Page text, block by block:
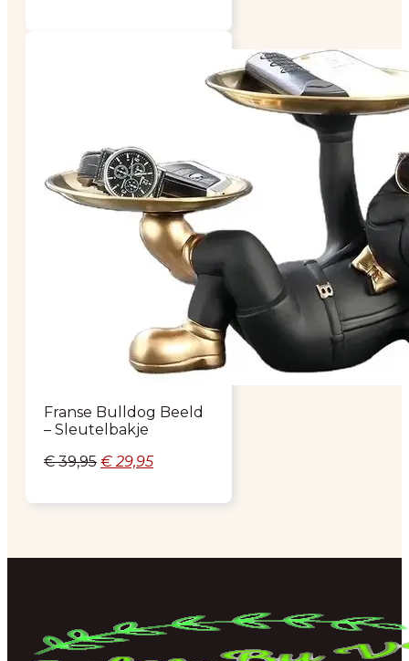
Franse Bulldog Beeld
– Sleutelbakje
€39,95 Oorspronkelijke
€29,95Huidige